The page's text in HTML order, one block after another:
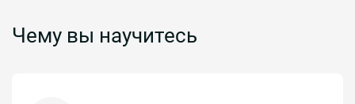
Чему вы научитесь